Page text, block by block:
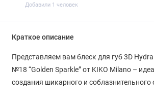
Добавили 1 человек
Краткое описание
Представляем вам блеск для губ 3D
№18 “Golden Sparkle” от KIKO Milano –
создания шикарного и соблазнительного